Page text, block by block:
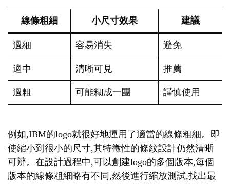
線條粗細 小尺寸效果 建議
過細 容易消失 避免
適中 清晰可見 推薦
過粗 可能糊成一團 謹慎使用
例如,IBM的logo就很好地運用了適當的線條粗細。即
使縮小到很小的尺寸,其特徵性的條紋設計仍然清晰
可辨。在設計過程中,可以創建logo的多個版本,每個
版本的線條粗細略有不同,然後進行縮放測試,找出最